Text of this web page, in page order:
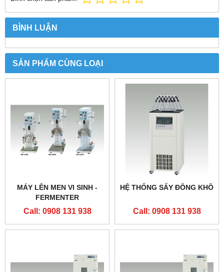
BÌNH LUẬN
SẢN PHẨM CÙNG LOẠI
MÁY LÊN MEN VI SINH -
FERMENTER
Call: 0908 131 938
HỆ THỐNG SẤY ĐÔNG KHÔ
Call: 0908 131 938